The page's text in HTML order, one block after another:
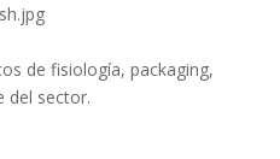
de fisiología, packaging,
del sector.